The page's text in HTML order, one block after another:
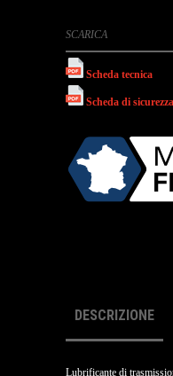
SCARICA
Scheda tecnica
Scheda di sicurezza
DESCRIZIONE
Lubrificante di